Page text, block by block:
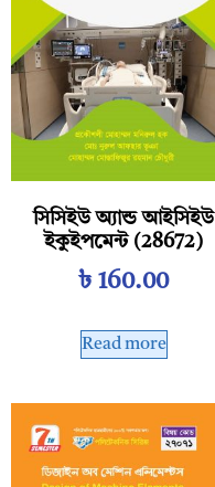
সিসিইউ অ্যান্ড আইসিইউ
ইকুইপমেন্ট (28672)
৳ 160.00
Read more